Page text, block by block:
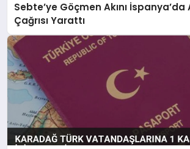
Sebte’ye Göçmen Akını İspanya’da
Çağrısı Yarattı